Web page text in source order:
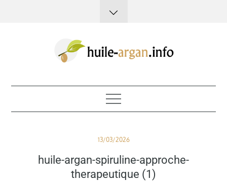
Huile d'argan
Posted
13/03/2026
huile-argan-spiruline-approche-
therapeutique (1)